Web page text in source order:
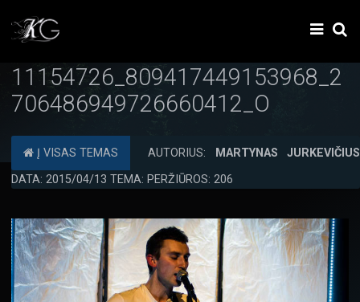
11154726_809417449153968_2
706486949726660412_O
Į VISAS TEMAS AUTORIUS:
MARTYNAS JURKEVIČIUS
DATA: 2015/04/13 TEMA: PERŽIŪROS: 206